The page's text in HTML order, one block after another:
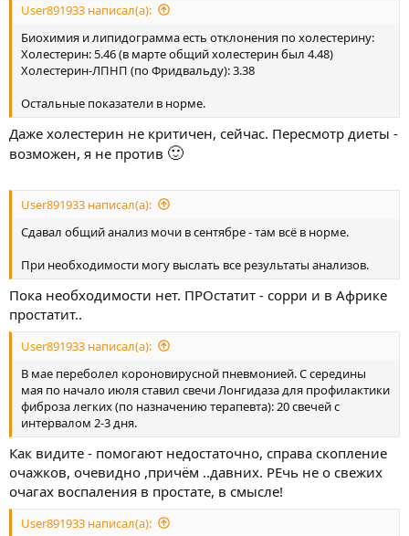
User891933 написал(а):
Биохимия и липидограмма есть отклонения по холестерину:
Холестерин: 5.46 (в марте общий холестерин был 4.48)
Холестерин-ЛПНП (по Фридвальду): 3.38
Остальные показатели в норме.
Даже холестерин не критичен, сейчас. Пересмотр диеты -
возможен, я не против 🙂
User891933 написал(а):
Сдавал общий анализ мочи в сентябре - там всё в норме.
При необходимости могу выслать все результаты анализов.
Пока необходимости нет. ПРОстатит - сорри и в Африке
простатит..
User891933 написал(а):
В мае переболел короновирусной пневмонией. С середины
мая по начало июля ставил свечи Лонгидаза для профилактики
фиброза легких (по назначению терапевта): 20 свечей с
интервалом 2-3 дня.
Как видите - помогают недостаточно, справа скопление
очажков, очевидно ,причём ..давних. РЕчь не о свежих
очагах воспаления в простате, в смысле!
User891933 написал(а):